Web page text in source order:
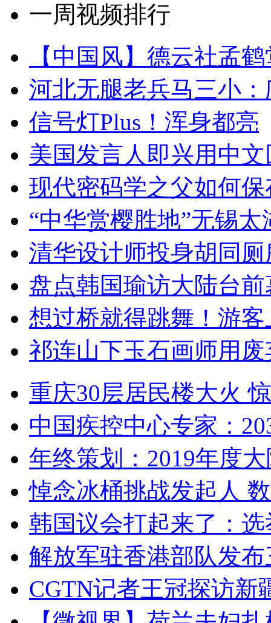
一周视频排行
【中国风】德云社孟
河北无腿老兵马三小
信号灯Plus！浑身都亮
美国发言人即兴用中
现代密码学之父如何
“中华赏樱胜地”无锡
清华设计师投身胡同
盘点韩国瑜访大陆台
想过桥就得跳舞！游客
祁连山下玉石画师用
重庆30层居民楼大火
中国疾控中心专家：
年终策划：2019年度
悼念冰桶挑战发起人
韩国议会打起来了：
解放军驻香港部队发
CGTN记者王冠探访新